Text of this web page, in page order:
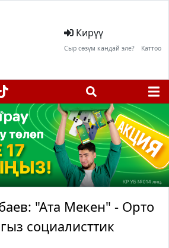
Кирүү
Сыр сөзүм кандай эле? Каттоо
"Ата Мекен" - Орто
социалисттик